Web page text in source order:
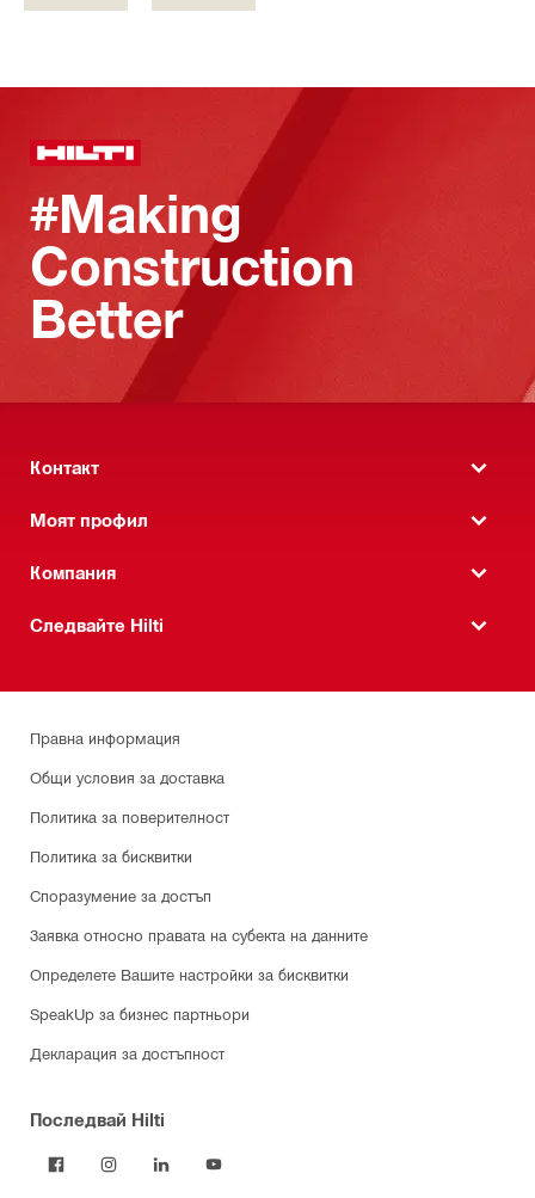
#Making
Construction
Better
Контакт
Моят профил
Компания
Следвайте Hilti
Правна информация
Общи условия за доставка
Политика за поверителност
Политика за бисквитки
Споразумение за достъп
Заявка относно правата на субекта на данните
Определете Вашите настройки за бисквитки
SpeakUp за бизнес партньори
Декларация за достъпност
Последвай Hilti